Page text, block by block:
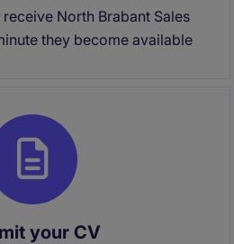
North Brabant Sales
they become available
your CV